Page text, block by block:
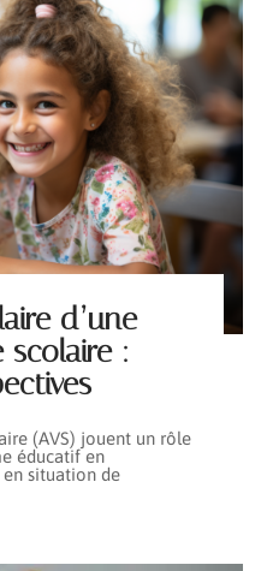
d’une
scolaire :
(AVS) jouent un rôle
éducatif en
situation de